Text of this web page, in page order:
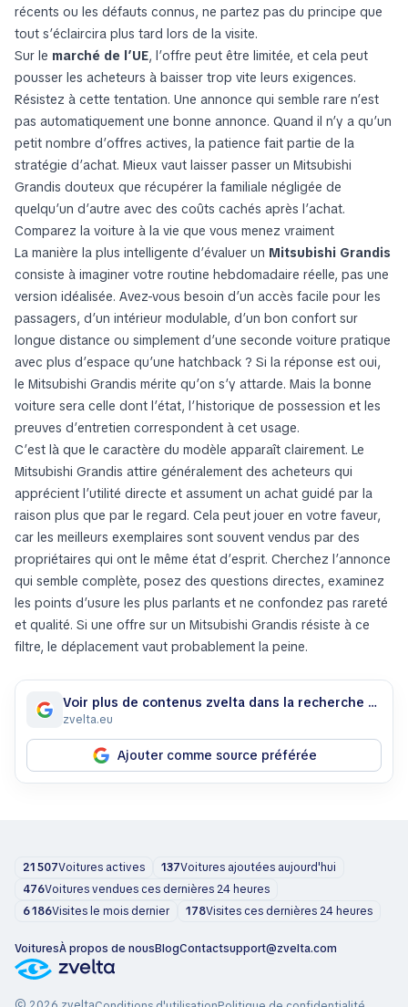
récents ou les défauts connus, ne partez pas du principe que
tout s’éclaircira plus tard lors de la visite.
Sur le marché de l’UE, l’offre peut être limitée, et cela peut
pousser les acheteurs à baisser trop vite leurs exigences.
Résistez à cette tentation. Une annonce qui semble rare n’est
pas automatiquement une bonne annonce. Quand il n’y a qu’un
petit nombre d’offres actives, la patience fait partie de la
stratégie d’achat. Mieux vaut laisser passer un Mitsubishi
Grandis douteux que récupérer la familiale négligée de
quelqu’un d’autre avec des coûts cachés après l’achat.
Comparez la voiture à la vie que vous menez vraiment
La manière la plus intelligente d’évaluer un Mitsubishi Grandis
consiste à imaginer votre routine hebdomadaire réelle, pas une
version idéalisée. Avez-vous besoin d’un accès facile pour les
passagers, d’un intérieur modulable, d’un bon confort sur
longue distance ou simplement d’une seconde voiture pratique
avec plus d’espace qu’une hatchback ? Si la réponse est oui,
le Mitsubishi Grandis mérite qu’on s’y attarde. Mais la bonne
voiture sera celle dont l’état, l’historique de possession et les
preuves d’entretien correspondent à cet usage.
C’est là que le caractère du modèle apparaît clairement. Le
Mitsubishi Grandis attire généralement des acheteurs qui
apprécient l’utilité directe et assument un achat guidé par la
raison plus que par le regard. Cela peut jouer en votre faveur,
car les meilleurs exemplaires sont souvent vendus par des
propriétaires qui ont le même état d’esprit. Cherchez l’annonce
qui semble complète, posez des questions directes, examinez
les points d’usure les plus parlants et ne confondez pas rareté
et qualité. Si une offre sur un Mitsubishi Grandis résiste à ce
filtre, le déplacement vaut probablement la peine.
Voir plus de contenus zvelta dans la recherche Google
zvelta.eu
Ajouter comme source préférée
21 507Voitures actives 137Voitures ajoutées aujourd'hui
476Voitures vendues ces dernières 24 heures
6 186Visites le mois dernier 178Visites ces dernières 24 heures
VoituresÀ propos de nousBlogContactsupport@zvelta.com